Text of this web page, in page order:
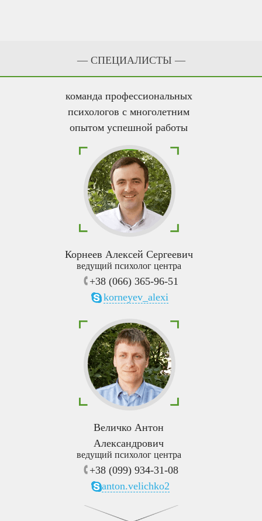
— CПЕЦИАЛИСТЫ —
команда профессиональных
психологов с многолетним
опытом успешной работы
Корнеев Алексей Сергеевич
ведущий психолог центра
+38 (066) 365-96-51
korneyev_alexi
Величко Антон
Александрович
ведущий психолог центра
+38 (099) 934-31-08
anton.velichko2